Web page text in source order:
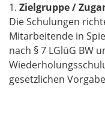
1. Zielgruppe /
Die Schulungen
Mitarbeitende in
nach § 7 LGlüG BW
gesetzlichen